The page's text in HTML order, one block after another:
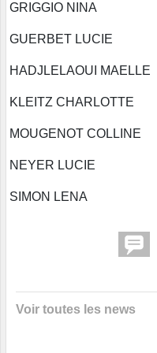
GRIGGIO NINA
GUERBET LUCIE
HADJLELAOUI MAELLE
KLEITZ CHARLOTTE
MOUGENOT COLLINE
NEYER LUCIE
SIMON LENA
Voir toutes les news